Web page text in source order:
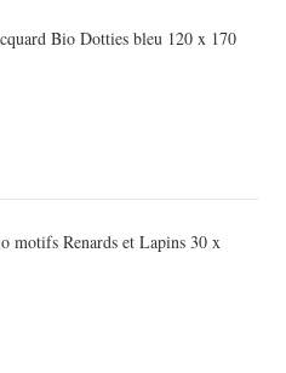
Bio Dotties bleu 120 x 170
motifs Renards et Lapins 30 x